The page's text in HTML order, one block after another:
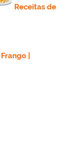
Receitas de